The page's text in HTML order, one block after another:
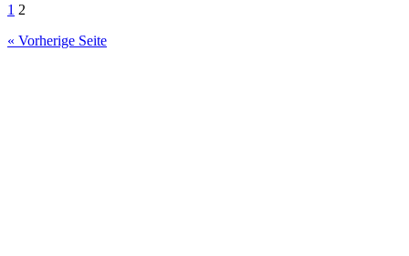
1 2
« Vorherige Seite